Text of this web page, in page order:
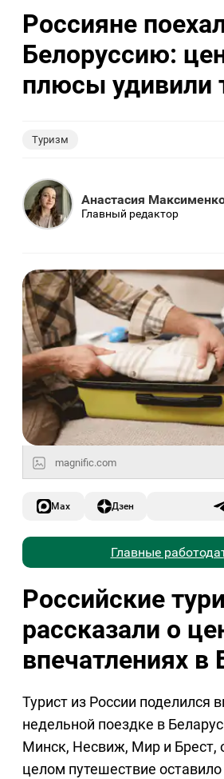
Россияне
Белоруссию:
плюсы удивили
Туризм
Анастасия
Главный редактор
magnific.com
Max Дзен
Главные
Российские
рассказали о
впечатлениях в
Турист из России поделился
недельной поездке в
Минск, Несвиж, Мир и Брест,
целом путешествие